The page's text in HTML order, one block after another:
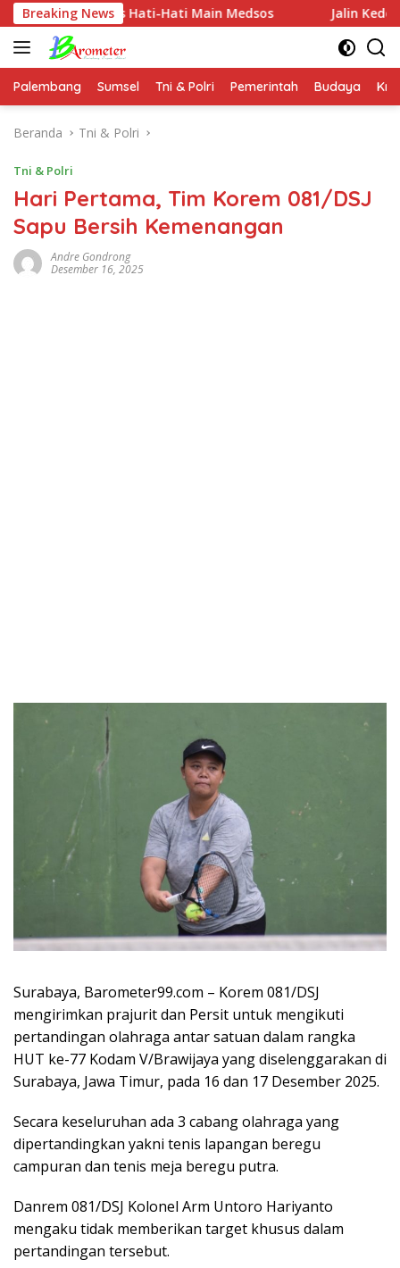
Langsung
ke
konten
Breaking News
Hati-Hati Main Medsos Jalin Kedekatan dengan
Palembang Sumsel Tni & Polri Pemerintah Budaya
Beranda Tni & Polri
Tni & Polri
Hari Pertama, Tim Korem 081/DSJ
Sapu Bersih Kemenangan
Andre Gondrong
Desember 16, 2025
Surabaya, Barometer99.com – Korem 081/DSJ
mengirimkan prajurit dan Persit untuk mengikuti
pertandingan olahraga antar satuan dalam rangka
HUT ke-77 Kodam V/Brawijaya yang diselenggarakan di
Surabaya, Jawa Timur, pada 16 dan 17 Desember 2025.
Secara keseluruhan ada 3 cabang olahraga yang
dipertandingkan yakni tenis lapangan beregu
campuran dan tenis meja beregu putra.
Danrem 081/DSJ Kolonel Arm Untoro Hariyanto
mengaku tidak memberikan target khusus dalam
pertandingan tersebut.